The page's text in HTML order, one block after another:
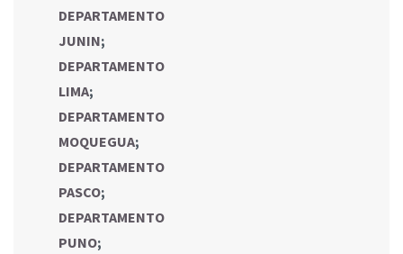
DEPARTAMENTO
JUNIN;
DEPARTAMENTO
LIMA;
DEPARTAMENTO
MOQUEGUA;
DEPARTAMENTO
PASCO;
DEPARTAMENTO
PUNO;